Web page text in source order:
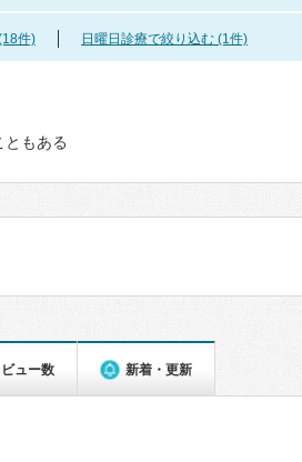
件) 日曜日診療で絞り込む (1件)
もある
ュー数 新着・更新